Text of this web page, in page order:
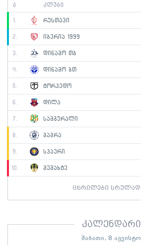
ა კლუბი
1. რუსთავი
2. იბერია 1999
3. დინამო თბ
4. დინამო ბთ
5. ტორპედო
6. დილა
7. სამგურალი
8. გაგრა
9. სპაერი
10. მეშახტე
ცხრილები სრულად
კალენდარი
შაბათი, 8 აგვისტო